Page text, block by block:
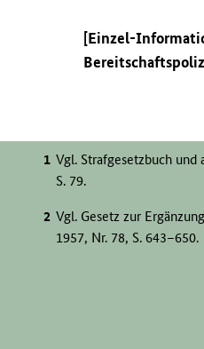
[Einzel-
Vgl. Strafgesetzbuch und
S. 79.
Vgl. Gesetz zur
1957, Nr. 78, S. 643–650.